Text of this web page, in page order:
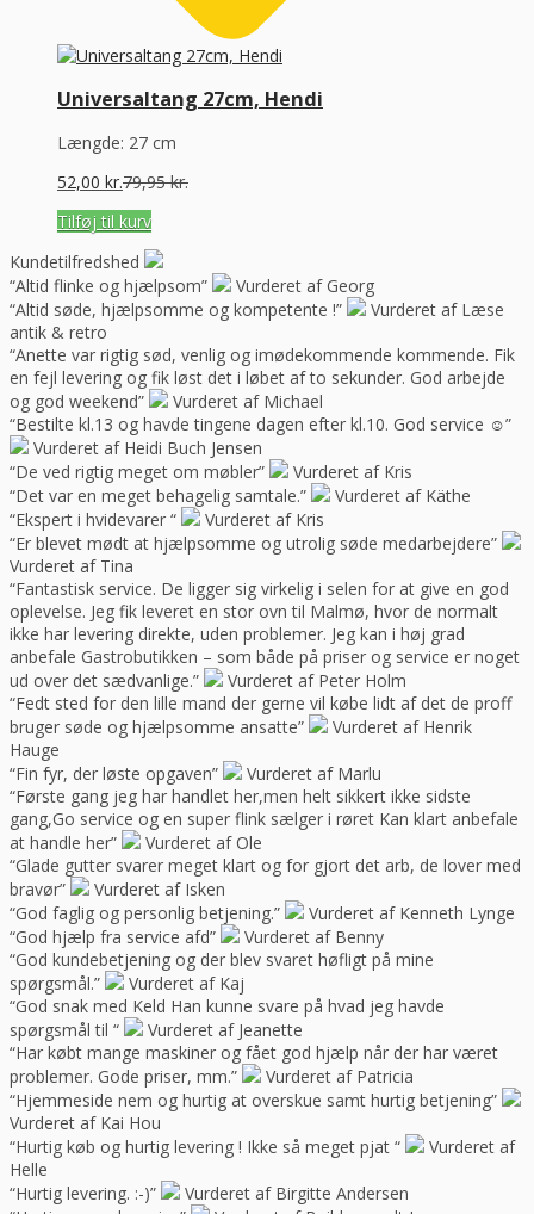
Universaltang 27cm, Hendi
Længde: 27 cm
52,00 kr.79,95kr.
Tilføj til kurv
Kundetilfredshed
“Altid flinke og hjælpsom”
Vurderet af Georg
“Altid søde, hjælpsomme og kompetente !”
Vurderet af Læse
antik & retro
“Anette var rigtig sød, venlig og imødekommende kommende. Fik
en fejl levering og fik løst det i løbet af to sekunder. God arbejde
og god weekend”
Vurderet af Michael
“Bestilte kl.13 og havde tingene dagen efter kl.10. God service ☺”
Vurderet af Heidi Buch Jensen
“De ved rigtig meget om møbler”
Vurderet af Kris
“Det var en meget behagelig samtale.”
Vurderet af Käthe
“Ekspert i hvidevarer “
Vurderet af Kris
“Er blevet mødt at hjælpsomme og utrolig søde medarbejdere”
Vurderet af Tina
“Fantastisk service. De ligger sig virkelig i selen for at give en god
oplevelse. Jeg fik leveret en stor ovn til Malmø, hvor de normalt
ikke har levering direkte, uden problemer. Jeg kan i høj grad
anbefale Gastrobutikken – som både på priser og service er noget
ud over det sædvanlige.”
Vurderet af Peter Holm
“Fedt sted for den lille mand der gerne vil købe lidt af det de proff
bruger søde og hjælpsomme ansatte”
Vurderet af Henrik
Hauge
“Fin fyr, der løste opgaven”
Vurderet af Marlu
“Første gang jeg har handlet her,men helt sikkert ikke sidste
gang,Go service og en super flink sælger i røret Kan klart anbefale
at handle her”
Vurderet af Ole
“Glade gutter svarer meget klart og for gjort det arb, de lover med
bravør”
Vurderet af Isken
“God faglig og personlig betjening.”
Vurderet af Kenneth Lynge
“God hjælp fra service afd”
Vurderet af Benny
“God kundebetjening og der blev svaret høfligt på mine
spørgsmål.”
Vurderet af Kaj
“God snak med Keld Han kunne svare på hvad jeg havde
spørgsmål til “
Vurderet af Jeanette
“Har købt mange maskiner og fået god hjælp når der har været
problemer. Gode priser, mm.”
Vurderet af Patricia
“Hjemmeside nem og hurtig at overskue samt hurtig betjening”
Vurderet af Kai Hou
“Hurtig køb og hurtig levering ! Ikke så meget pjat “
Vurderet af
Helle
“Hurtig levering. :-)”
Vurderet af Birgitte Andersen